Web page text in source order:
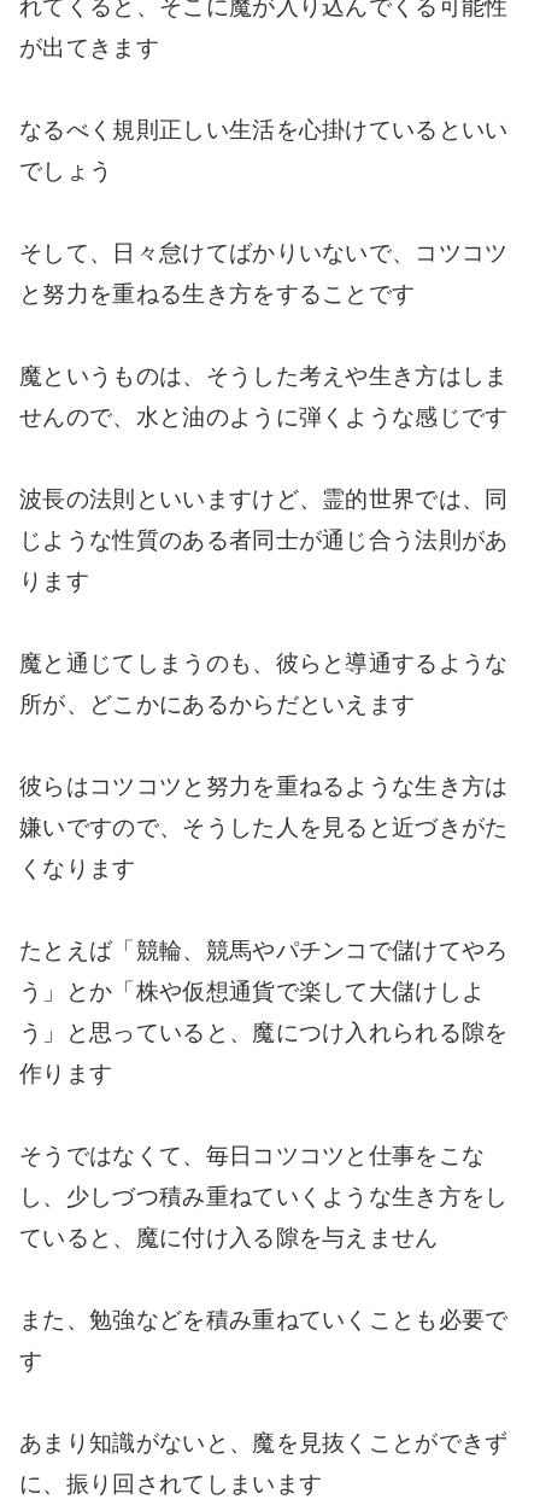
れてくると、そこに魔が入り込んでくる可能性
が出てきます
なるべく規則正しい生活を心掛けているといい
でしょう
そして、日々怠けてばかりいないで、コツコツ
と努力を重ねる生き方をすることです
魔というものは、そうした考えや生き方はしま
せんので、水と油のように弾くような感じです
波長の法則といいますけど、霊的世界では、同
じような性質のある者同士が通じ合う法則があ
ります
魔と通じてしまうのも、彼らと導通するような
所が、どこかにあるからだといえます
彼らはコツコツと努力を重ねるような生き方は
嫌いですので、そうした人を見ると近づきがた
くなります
たとえば「競輪、競馬やパチンコで儲けてやろ
う」とか「株や仮想通貨で楽して大儲けしよ
う」と思っていると、魔につけ入れられる隙を
作ります
そうではなくて、毎日コツコツと仕事をこな
し、少しづつ積み重ねていくような生き方をし
ていると、魔に付け入る隙を与えません
また、勉強などを積み重ねていくことも必要で
す
あまり知識がないと、魔を見抜くことができず
に、振り回されてしまいます